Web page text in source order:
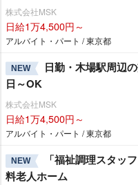
株式会社MSK
日給1万4,500円～
アルバイト・パート / 東京都
NEW
日勤・木場駅周辺
日～OK
株式会社MSK
日給1万4,500円～
アルバイト・パート / 東京都
NEW
「福祉調理スタッ
料老人ホーム